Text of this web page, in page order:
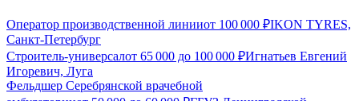
Оператор производственной линииот 100 000 ₽IKON TYRES,
Санкт-Петербург
Строитель-универсалот 65 000 до 100 000 ₽Игнатьев Евгений
Игоревич, Луга
Фельдшер Серебрянской врачебной